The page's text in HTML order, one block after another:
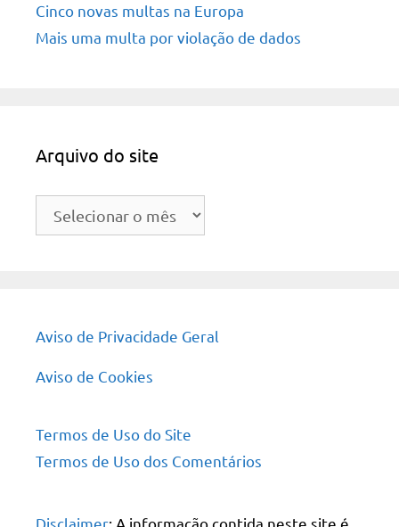
Cinco novas multas na Europa
Mais uma multa por violação de dados
Arquivo do site
Arquivo
Aviso de Privacidade Geral
Aviso de Cookies
Termos de Uso do Site
Termos de Uso dos Comentários
Disclaimer: A informação contida neste site é